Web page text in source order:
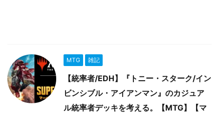
MTG 雑記
【統率者/EDH】『トニー・スターク/イン
ビンシブル・アイアンマン』のカジュア
ル統率者デッキを考える。【MTG】【マ